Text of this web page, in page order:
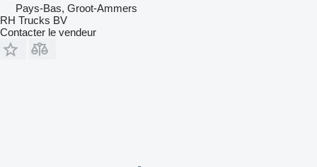
Pays-Bas, Groot-Ammers
RH Trucks BV
Contacter le vendeur